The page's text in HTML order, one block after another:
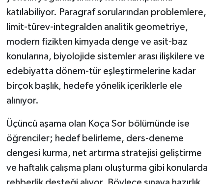
katılabiliyor. Paragraf sorularından problemlere,
limit-türev-integralden analitik geometriye,
modern fizikten kimyada denge ve asit-baz
konularına, biyolojide sistemler arası ilişkilere ve
edebiyatta dönem-tür eşleştirmelerine kadar
birçok başlık, hedefe yönelik içeriklerle ele
alınıyor.
Üçüncü aşama olan Koça Sor bölümünde ise
öğrenciler; hedef belirleme, ders-deneme
dengesi kurma, net artırma stratejisi geliştirme
ve haftalık çalışma planı oluşturma gibi konularda